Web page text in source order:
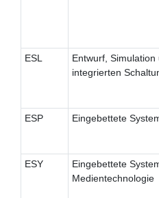
ESL
Entwurf,
integrierten
ESP Eingebettete
ESY
Eingebettete
Medientechnologie